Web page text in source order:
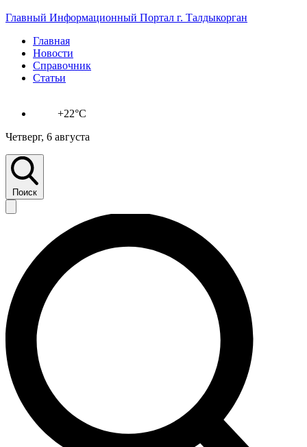
Главный Информационный Портал г. Талдыкорган
Главная
Новости
Справочник
Статьи
+22°C
Четверг, 6 августа
Поиск